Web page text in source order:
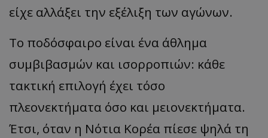
είχε αλλάξει την εξέλιξη των αγώνων.
Το ποδόσφαιρο είναι ένα άθλημα
συμβιβασμών και ισορροπιών: κάθε
τακτική επιλογή έχει τόσο
πλεονεκτήματα όσο και μειονεκτήματα.
Έτσι, όταν η Νότια Κορέα πίεσε ψηλά τη